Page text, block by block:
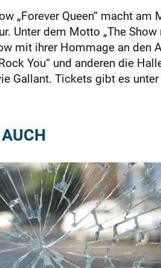
„Forever Queen“ macht
Unter dem Motto „The
mit ihrer Hommage an den
You“ und anderen die
Gallant. Tickets gibt es